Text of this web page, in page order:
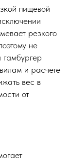
пищевой
резкого
не
гамбургер
и расчете
вес в
от